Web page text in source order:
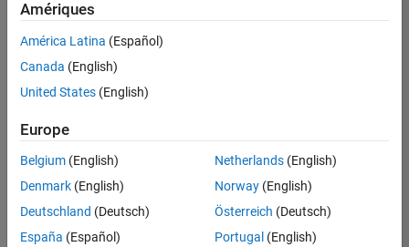
Actuellement,
aucune
offre
d'emploi
correspondant
à vos
critères
de
recherche.
Vous
Amériques
América Latina (Español)
Canada (English)
United States (English)
Europe
Belgium (English)
Denmark (English)
Deutschland (Deutsch)
España (Español)
Netherlands(English)
Norway(English)
Österreich (Deutsch)
Portugal (English)